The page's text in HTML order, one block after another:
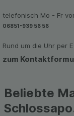
zu gestalten.
hierfür
telefonisch Mo - Fr
06851-939 56 56
Rund um die Uhr per
zum
Beliebte